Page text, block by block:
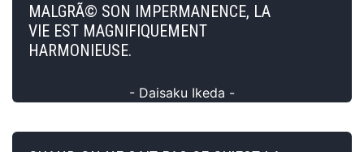
MALGRÃ© SON IMPERMANENCE, LA
VIE EST MAGNIFIQUEMENT
HARMONIEUSE.
- Daisaku Ikeda -